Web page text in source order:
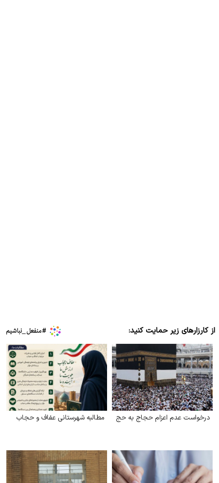
از کارزارهای زیر حمایت کنید:
درخواست عدم اعزام حجاج به حج مطالبه شهرستانی عفاف و حجاب